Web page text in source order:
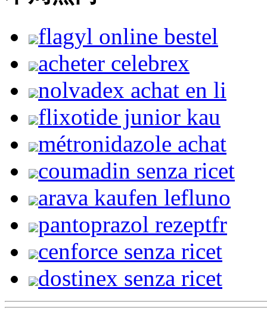
flagyl online bestel
acheter celebrex
nolvadex achat en li
flixotide junior kau
métronidazole achat
coumadin senza ricet
arava kaufen lefluno
pantoprazol rezeptfr
cenforce senza ricet
dostinex senza ricet